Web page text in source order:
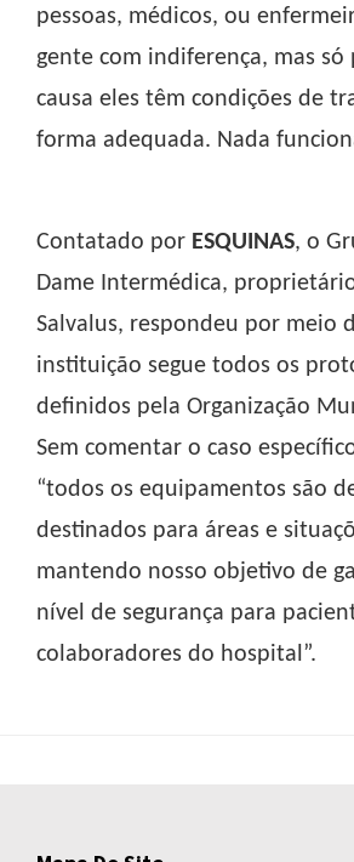
pessoas, médicos, ou
gente com indiferença, mas só
causa eles têm condições de
forma adequada. Nada
Contatado por ESQUINAS, o
Dame Intermédica,
Salvalus, respondeu por meio
instituição segue todos os
definidos pela Organização
Sem comentar o caso
“todos os equipamentos são
destinados para áreas e
mantendo nosso objetivo de
nível de segurança para
colaboradores do hospital”.